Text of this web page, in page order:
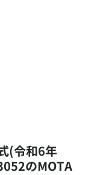
(令和6年
のMOTA